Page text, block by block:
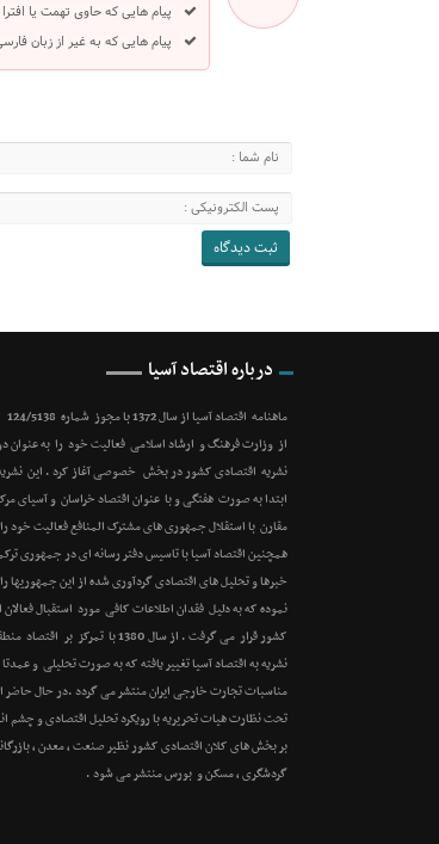
پیام هایی که حاوی تهمت یا
پیام هایی که به غیر از زبان
درباره اقتصاد آسیا
ماهنامه اقتصاد آسیا از سال 1372 با مجوز شماره 124/5138
از وزارت فرهنگ و ارشاد اسلامی فعالیت خود را به عنوان
نشریه اقتصادی کشور در بخش خصوصی آغاز کرد . این
ابتدا به صورت هفتگی و با عنوان اقتصاد خراسان و آسیای
مقارن با استقلال جمهوری های مشترک المنافع فعالیت خود را
همچنین اقتصاد آسیا با تاسیس دفتر رسانه ای در جمهوری
خبرها و تحلیل های اقتصادی گردآوری شده از این جمهوریها
نموده که به دلیل فقدان اطلاعات کافی مورد استقبال
کشور قرار می گرفت . از سال 1380 با تمرکز بر اقتصاد منطقه نام این
نشریه به اقتصاد آسیا تغییر یافته که به صورت تحلیلی و عمدتا
مناسبات تجارت خارجی ایران منتشر می گردد .در حال حاضر
تحت نظارت هیات تحریریه با رویکرد تحلیل اقتصادی و چشم
بر بخش های کلان اقتصادی کشور نظیر صنعت ، معدن ،
گردشگری ، مسکن و بورس منتشر می شود .